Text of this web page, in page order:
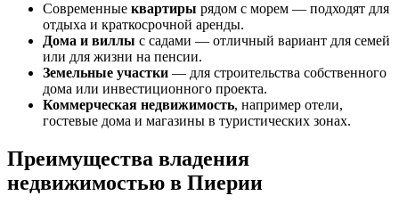
Современные квартиры рядом с морем — подходят для
отдыха и краткосрочной аренды.
Дома и виллы с садами — отличный вариант для семей
или для жизни на пенсии.
Земельные участки — для строительства собственного
дома или инвестиционного проекта.
Коммерческая недвижимость, например отели,
гостевые дома и магазины в туристических зонах.
Преимущества владения
недвижимостью в Пиерии